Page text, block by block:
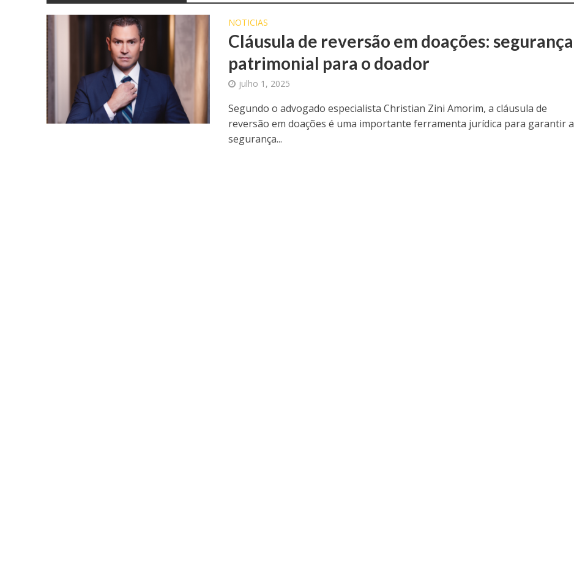
NOTICIAS
Cláusula de reversão em doações: segurança
patrimonial para o doador
julho 1, 2025
Segundo o advogado especialista Christian Zini Amorim, a cláusula de
reversão em doações é uma importante ferramenta jurídica para garantir a
segurança...